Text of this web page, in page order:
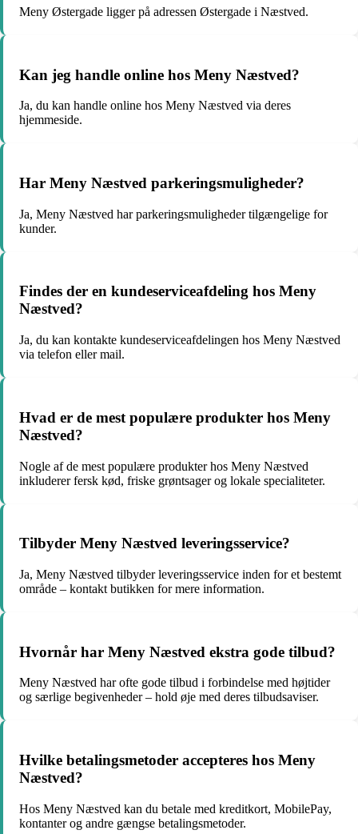
Meny Østergade ligger på adressen Østergade i Næstved.
Kan jeg handle online hos Meny Næstved?
Ja, du kan handle online hos Meny Næstved via deres
hjemmeside.
Har Meny Næstved parkeringsmuligheder?
Ja, Meny Næstved har parkeringsmuligheder tilgængelige for
kunder.
Findes der en kundeserviceafdeling hos Meny
Næstved?
Ja, du kan kontakte kundeserviceafdelingen hos Meny Næstved
via telefon eller mail.
Hvad er de mest populære produkter hos Meny
Næstved?
Nogle af de mest populære produkter hos Meny Næstved
inkluderer fersk kød, friske grøntsager og lokale specialiteter.
Tilbyder Meny Næstved leveringsservice?
Ja, Meny Næstved tilbyder leveringsservice inden for et bestemt
område – kontakt butikken for mere information.
Hvornår har Meny Næstved ekstra gode tilbud?
Meny Næstved har ofte gode tilbud i forbindelse med højtider
og særlige begivenheder – hold øje med deres tilbudsaviser.
Hvilke betalingsmetoder accepteres hos Meny
Næstved?
Hos Meny Næstved kan du betale med kreditkort, MobilePay,
kontanter og andre gængse betalingsmetoder.